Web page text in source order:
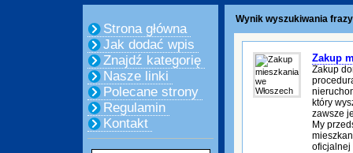
Strona główna
Jak dodać wpis
Znajdź kategorię
Nasze linki
Polecane strony
Regulamin
Kontakt
Wynik wyszukiwania
Zakup
Zakup
który
zawsze
My
oficjalnej